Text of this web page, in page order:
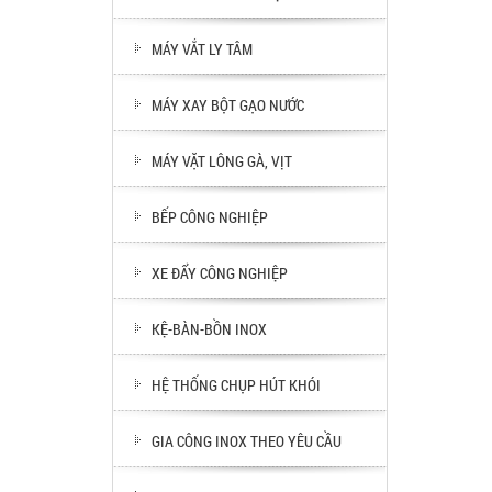
MÁY VẮT LY TÂM
MÁY XAY BỘT GẠO NƯỚC
MÁY VẶT LÔNG GÀ, VỊT
BẾP CÔNG NGHIỆP
XE ĐẨY CÔNG NGHIỆP
KỆ-BÀN-BỒN INOX
HỆ THỐNG CHỤP HÚT KHÓI
GIA CÔNG INOX THEO YÊU CẦU